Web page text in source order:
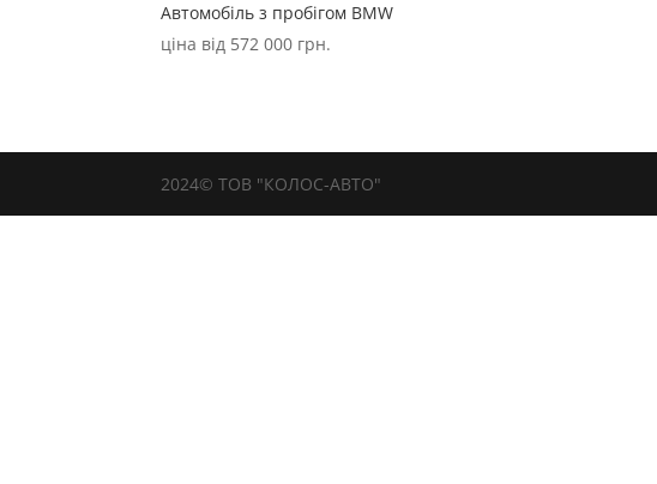
Автомобіль з пробігом BMW
ціна від 572 000 грн.
2024© ТОВ "КОЛОС-АВТО"